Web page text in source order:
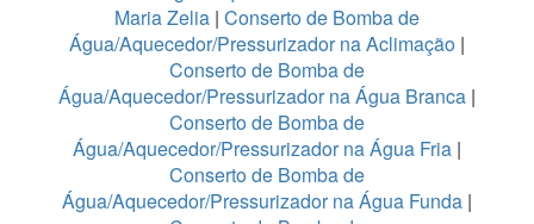
Maria Zelia | Conserto de Bomba de
Água/Aquecedor/Pressurizador na Aclimação |
Conserto de Bomba de
Água/Aquecedor/Pressurizador na Água Branca |
Conserto de Bomba de
Água/Aquecedor/Pressurizador na Água Fria |
Conserto de Bomba de
Água/Aquecedor/Pressurizador na Água Funda |